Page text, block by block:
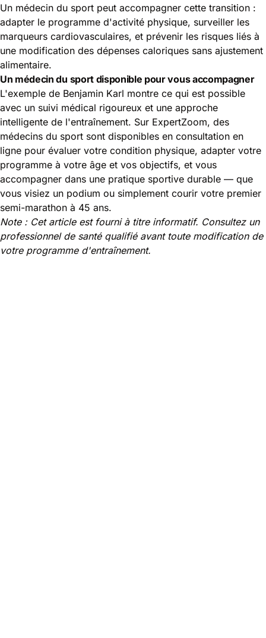
Un médecin du sport peut accompagner cette transition :
adapter le programme d'activité physique, surveiller les
marqueurs cardiovasculaires, et prévenir les risques liés à
une modification des dépenses caloriques sans ajustement
alimentaire.
Un médecin du sport disponible pour vous accompagner
L'exemple de Benjamin Karl montre ce qui est possible
avec un suivi médical rigoureux et une approche
intelligente de l'entraînement. Sur ExpertZoom, des
médecins du sport sont disponibles en consultation en
ligne pour évaluer votre condition physique, adapter votre
programme à votre âge et vos objectifs, et vous
accompagner dans une pratique sportive durable — que
vous visiez un podium ou simplement courir votre premier
semi-marathon à 45 ans.
Note : Cet article est fourni à titre informatif. Consultez un
professionnel de santé qualifié avant toute modification de
votre programme d'entraînement.